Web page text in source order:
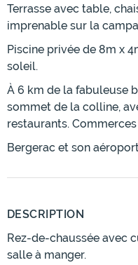
Terrasse avec table,
imprenable sur la
Piscine privée de 8m x
soleil.
À 6 km de la fabuleuse
sommet de la colline,
restaurants.
Bergerac et son
DESCRIPTION
Rez-de-chaussée avec
salle à manger.